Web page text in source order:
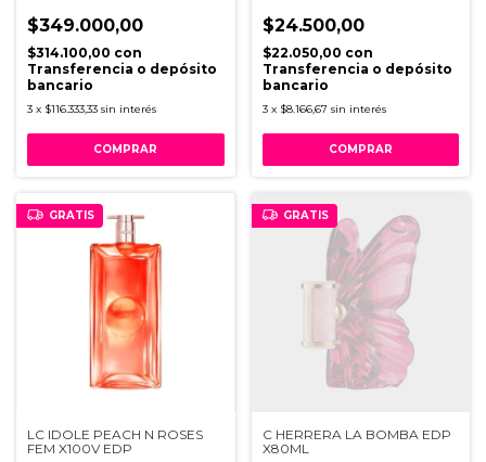
$349.000,00
$314.100,00 con
Transferencia o depósito
bancario
3 x $116.333,33 sin interés
$24.500,00
$22.050,00 con
Transferencia o depósito
bancario
3 x $8.166,67 sin interés
GRATIS
LC IDOLE PEACH N ROSES
FEM X100V EDP
GRATIS
C HERRERA LA BOMBA EDP
X80ML